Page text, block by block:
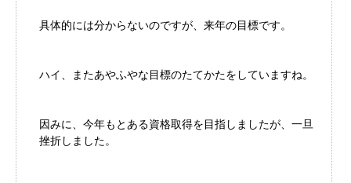
具体的には分からないのですが、来年の目標です。
ハイ、またあやふやな目標のたてかたをしていますね。
因みに、今年もとある資格取得を目指しましたが、一旦
挫折しました。